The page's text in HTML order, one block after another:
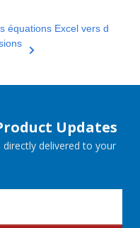
équations Excel vers d
Updates
delivered to your